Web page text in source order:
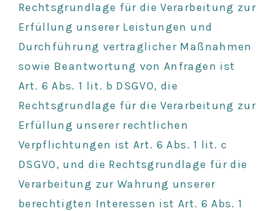
Rechtsgrundlage für die Verarbeitung zur
Erfüllung unserer Leistungen und
Durchführung vertraglicher Maßnahmen
sowie Beantwortung von Anfragen ist
Art. 6 Abs. 1 lit. b DSGVO, die
Rechtsgrundlage für die Verarbeitung zur
Erfüllung unserer rechtlichen
Verpflichtungen ist Art. 6 Abs. 1 lit. c
DSGVO, und die Rechtsgrundlage für die
Verarbeitung zur Wahrung unserer
berechtigten Interessen ist Art. 6 Abs. 1